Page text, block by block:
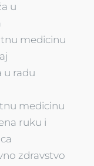
u
medicinu
u radu
medicinu
ruku i
zdravstvo